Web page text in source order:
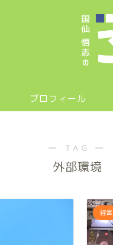
プロフィール
― TAG ―
外部環境
経営